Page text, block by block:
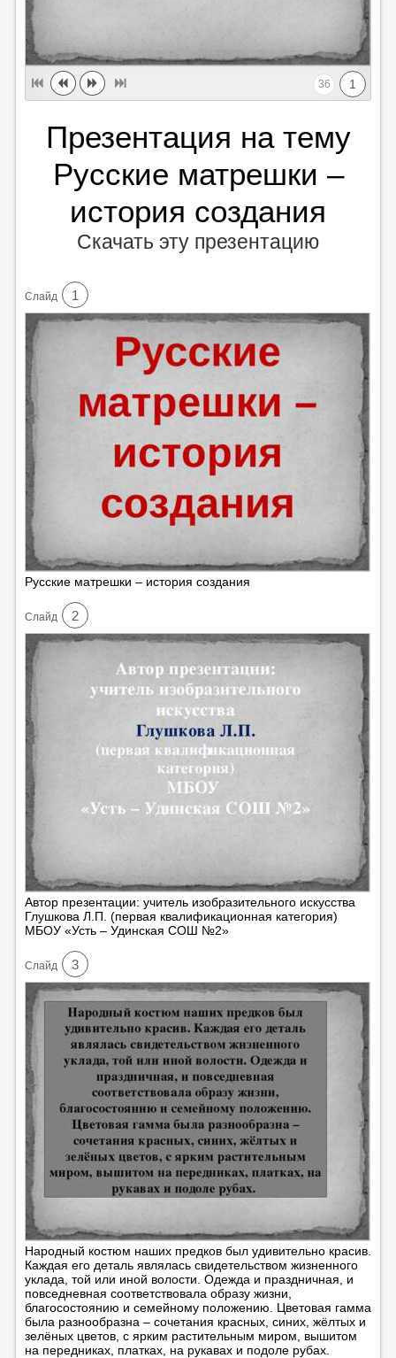
1
36
Презентация на тему
Русские матрешки –
история создания
Скачать эту презентацию
Cлайд 1
Русские матрешки – история создания
Cлайд 2
Автор презентации: учитель изобразительного искусства
Глушкова Л.П. (первая квалификационная категория)
МБОУ «Усть – Удинская СОШ №2»
Cлайд 3
Народный костюм наших предков был удивительно красив.
Каждая его деталь являлась свидетельством жизненного
уклада, той или иной волости. Одежда и праздничная, и
повседневная соответствовала образу жизни,
благосостоянию и семейному положению. Цветовая гамма
была разнообразна – сочетания красных, синих, жёлтых и
зелёных цветов, с ярким растительным миром, вышитом
на передниках, платках, на рукавах и подоле рубах.